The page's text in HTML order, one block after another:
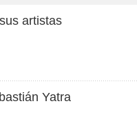
artistas
Yatra